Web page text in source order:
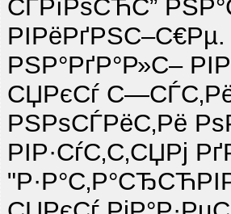
СЃРїРѕСЋС”
РЅР°РґР°Р»С–
СЏРєСѓ
РЅРѕСЃРёС‚Рё
РІР·СѓС‚С‚СЏРј